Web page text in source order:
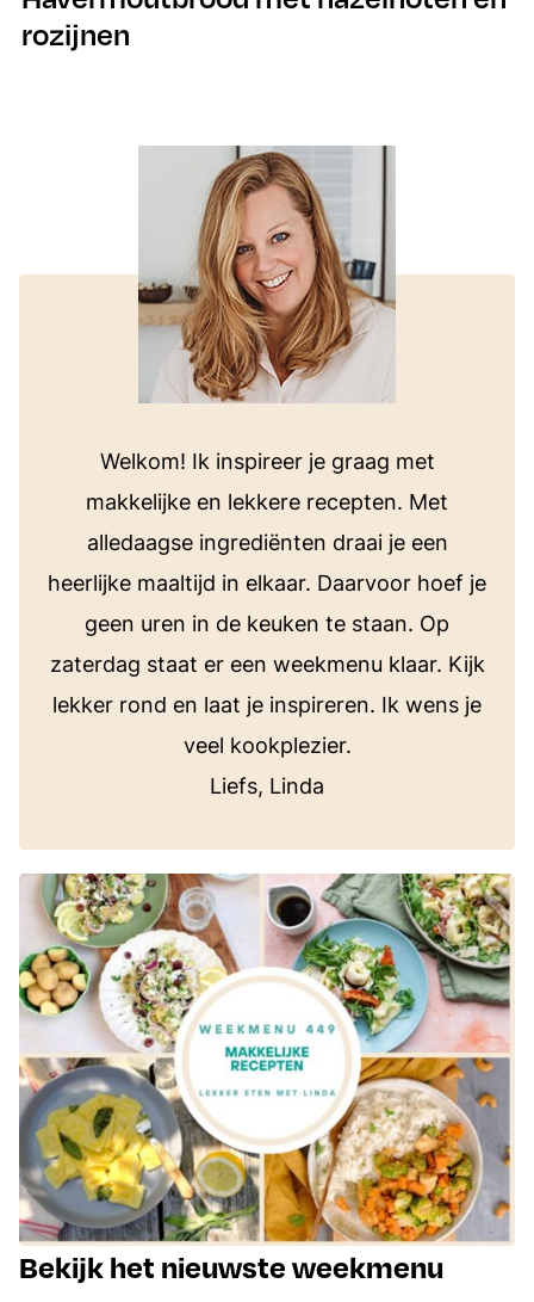
rozijnen
Welkom! Ik inspireer je graag met
makkelijke en lekkere recepten. Met
alledaagse ingrediënten draai je een
heerlijke maaltijd in elkaar. Daarvoor hoef je
geen uren in de keuken te staan. Op
zaterdag staat er een weekmenu klaar. Kijk
lekker rond en laat je inspireren. Ik wens je
veel kookplezier.
Liefs, Linda
Bekijk het nieuwste weekmenu